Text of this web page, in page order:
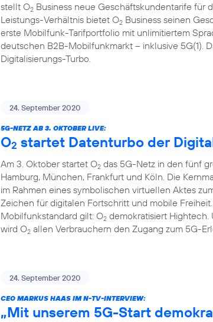
stellt O2 Business neue Geschäftskundentarife für
Leistungs-Verhältnis bietet O2 Business seinen
erste Mobilfunk-Tarifportfolio mit unlimitiertem
deutschen B2B-Mobilfunkmarkt – inklusive 5G(1).
Digitalisierungs-Turbo.
24. September 2020
5G-NETZ AB 3. OKTOBER LIVE:
O2 startet Datenturbo der
Am 3. Oktober startet O2 das 5G-Netz in den fünf
Hamburg, München, Frankfurt und Köln. Die
im Rahmen eines symbolischen virtuellen Aktes
Zeichen für digitalen Fortschritt und mobile
Mobilfunkstandard gilt: O2 demokratisiert Hightech.
wird O2 allen Verbrauchern den Zugang zum 5G-
24. September 2020
CEO MARKUS HAAS IM N-TV-INTERVIEW:
„Mit unserem 5G-Start